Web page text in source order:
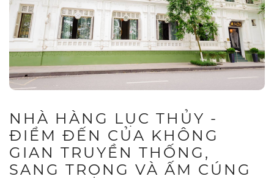
NHÀ HÀNG LỤC THỦY -
ĐIỂM ĐẾN CỦA KHÔNG
GIAN TRUYỀN THỐNG,
SANG TRỌNG VÀ ẤM CÚNG